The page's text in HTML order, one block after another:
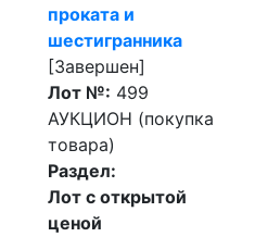
проката и
шестигранника
[Завершен]
Лот №: 499
АУКЦИОН (покупка
товара)
Раздел:
Лот с открытой
ценой